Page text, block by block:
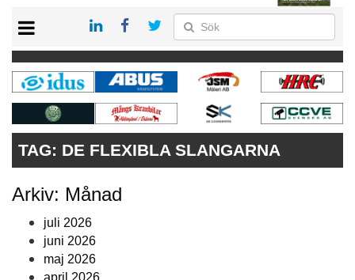
KONTAKT
VÅRA ANDRA MAGASIN
PRENUMERERA
ANNONSERA
TAG: DE FLEXIBLA SLANGARNA
Arkiv: Månad
juli 2026
juni 2026
maj 2026